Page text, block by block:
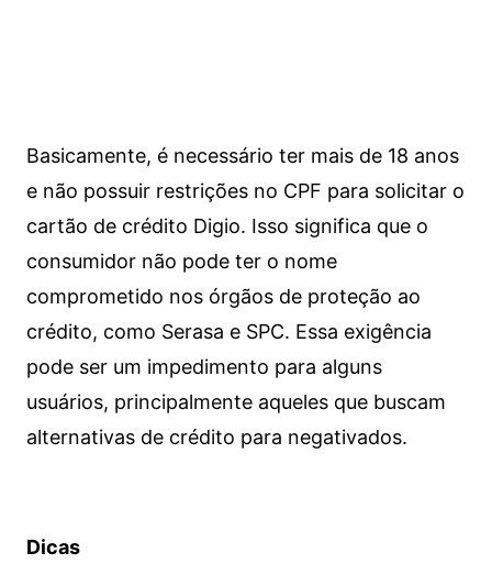
Basicamente, é necessário ter mais de 18 anos
e não possuir restrições no CPF para solicitar o
cartão de crédito Digio. Isso significa que o
consumidor não pode ter o nome
comprometido nos órgãos de proteção ao
crédito, como Serasa e SPC. Essa exigência
pode ser um impedimento para alguns
usuários, principalmente aqueles que buscam
alternativas de crédito para negativados.
Dicas